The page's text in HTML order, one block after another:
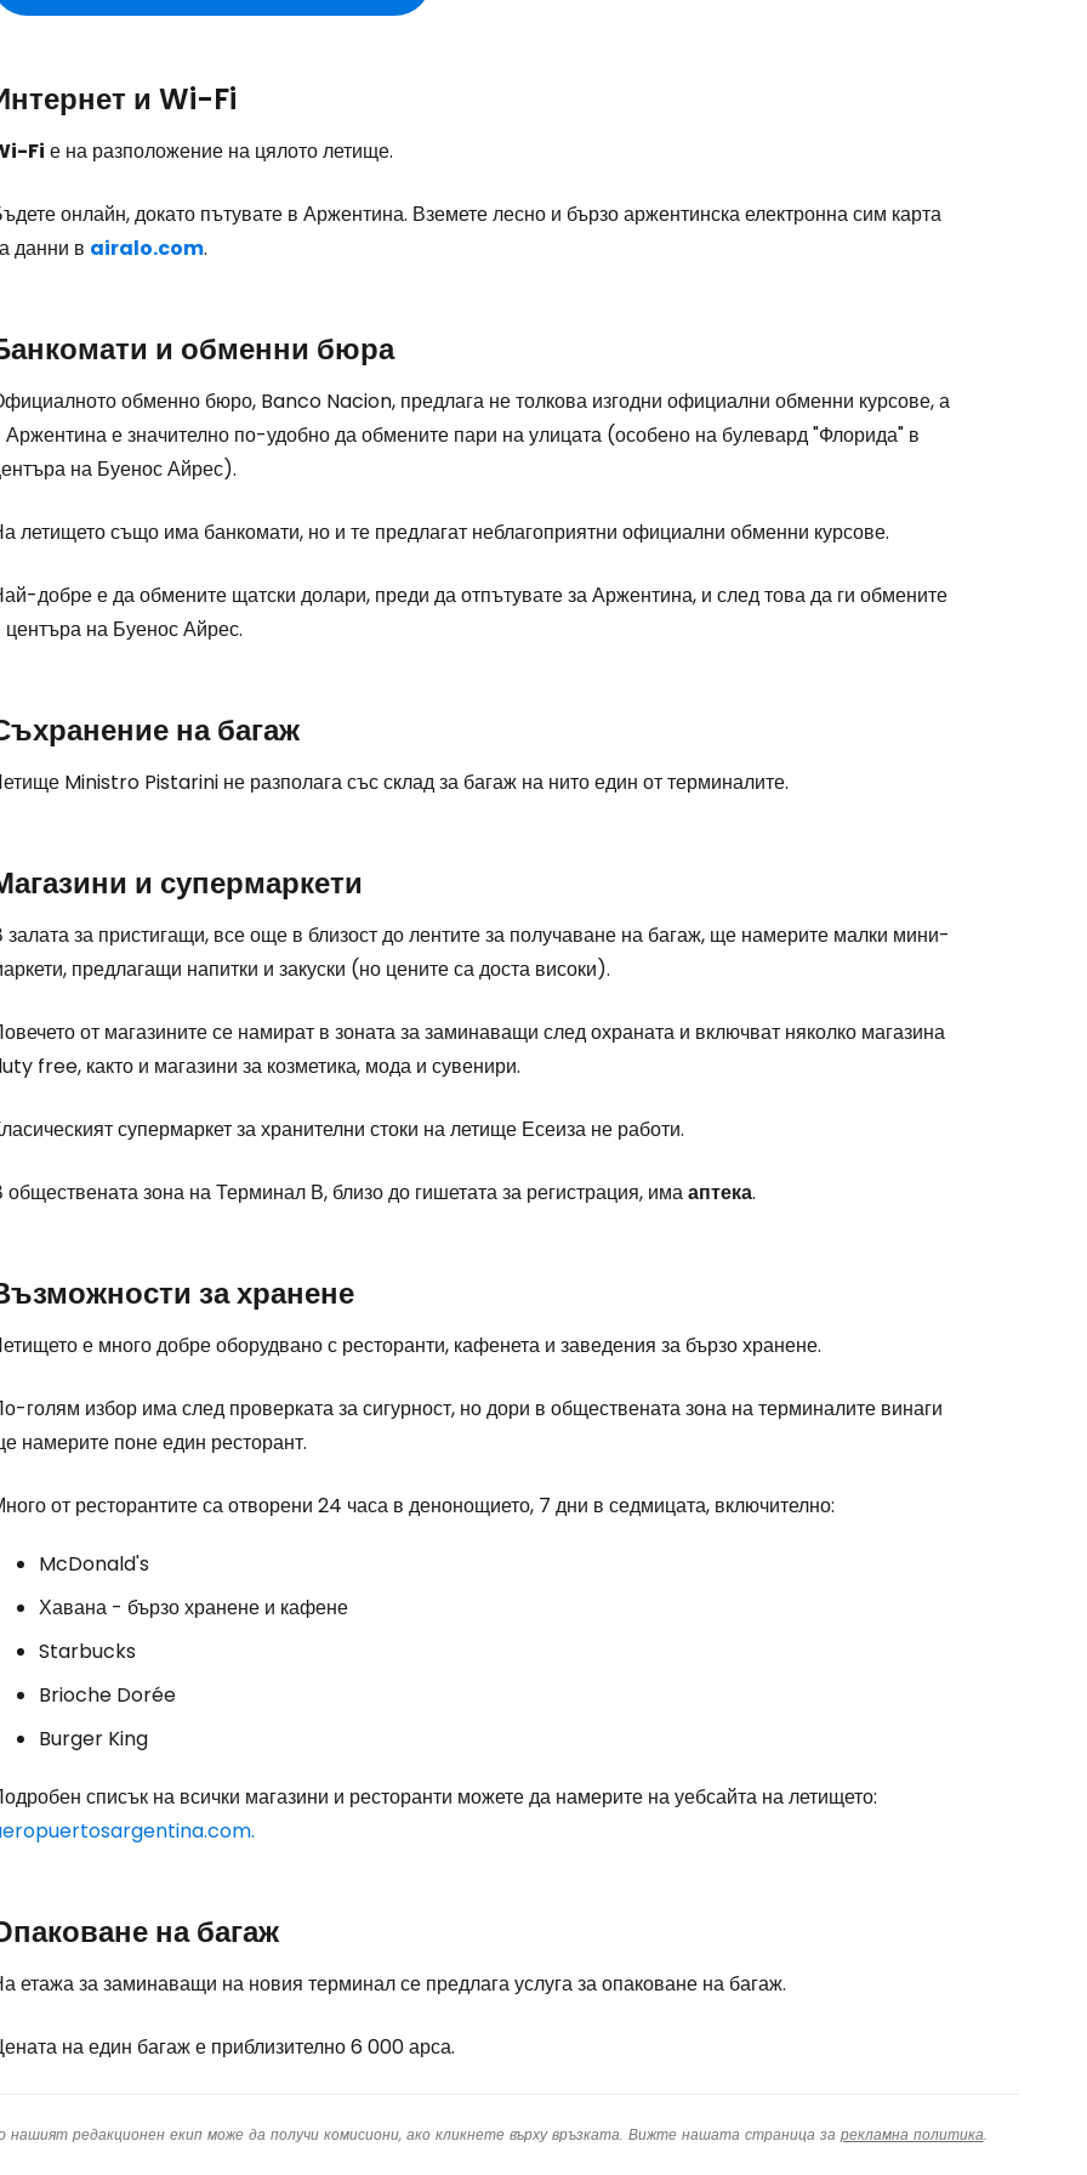
и Wi-Fi
Fi е на разположение на цялото летище.
онлайн, докато пътувате в Аржентина. Вземете лесно и бързо аржентинска електронна сим карта
данни в airalo.com.
и обменни бюра
обменно бюро, Banco Nacion, предлага не толкова изгодни официални обменни курсове, а
Аржентина е значително по-удобно да обмените пари на улицата (особено на булевард "Флорида" в
на Буенос Айрес).
летището също има банкомати, но и те предлагат неблагоприятни официални обменни курсове.
добре е да обмените щатски долари, преди да отпътувате за Аржентина, и след това да ги обмените
центъра на Буенос Айрес.
на багаж
Ministro Pistarini не разполага със склад за багаж на нито един от терминалите.
и супермаркети
залата за пристигащи, все още в близост до лентите за получаване на багаж, ще намерите малки мини-
предлагащи напитки и закуски (но цените са доста високи).
от магазините се намират в зоната за заминаващи след охраната и включват няколко магазина
free, както и магазини за козметика, мода и сувенири.
супермаркет за хранителни стоки на летище Есеиза не работи.
обществената зона на Терминал В, близо до гишетата за регистрация, имааптека.
за хранене
е много добре оборудвано с ресторанти, кафенета и заведения за бързо хранене.
голям избор има след проверката за сигурност, но дори в обществената зона на терминалите винаги
намерите поне един ресторант.
от ресторантите са отворени 24 часа в денонощието, 7 дни в седмицата, включително:
McDonald's
Хавана - бързо хранене и кафене
Starbucks
Brioche Dorée
Burger King
списък на всички магазини и ресторанти можете да намерите на уебсайта на летището:
на багаж
етажа за заминаващи на новия терминал се предлага услуга за опаковане на багаж.
на един багаж е приблизително 6 000 арса.
редакционен екип може да получи комисиони, ако кликнете върху връзката. Вижте нашата страница за рекламна политика.
Продължете с Facebook
Продължете с имейл